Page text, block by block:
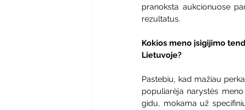
pranoksta aukcionuose
rezultatus.
Kokios meno įsigijimo
Lietuvoje?
Pastebiu, kad mažiau
populiarėja narystės
gidu, mokama už